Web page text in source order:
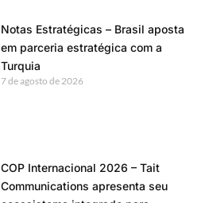
Notas Estratégicas – Brasil aposta
em parceria estratégica com a
Turquia
7 de agosto de 2026
COP Internacional 2026 – Tait
Communications apresenta seu